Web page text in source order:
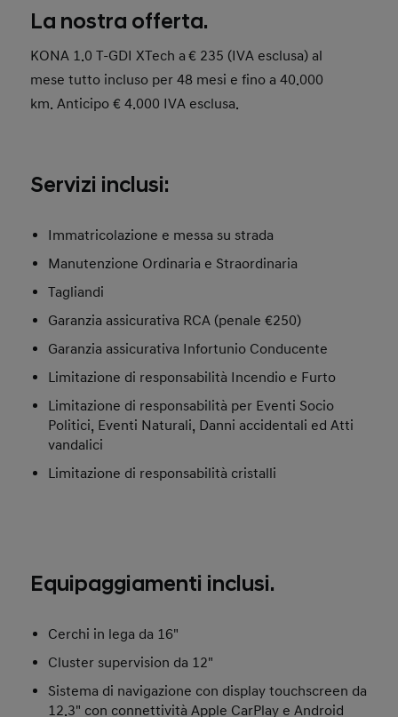
La nostra offerta.
KONA 1.0 T-GDI XTech a € 235 (IVA esclusa) al
mese tutto incluso per 48 mesi e fino a 40.000
km. Anticipo € 4.000 IVA esclusa.
Servizi inclusi:
Immatricolazione e messa su strada
Manutenzione Ordinaria e Straordinaria
Tagliandi
Garanzia assicurativa RCA (penale €250)
Garanzia assicurativa Infortunio Conducente
Limitazione di responsabilità Incendio e Furto
Limitazione di responsabilità per Eventi Socio
Politici, Eventi Naturali, Danni accidentali ed Atti
vandalici
Limitazione di responsabilità cristalli
Equipaggiamenti inclusi.
Cerchi in lega da 16"
Cluster supervision da 12"
Sistema di navigazione con display touchscreen da
12.3" con connettività Apple CarPlay e Android